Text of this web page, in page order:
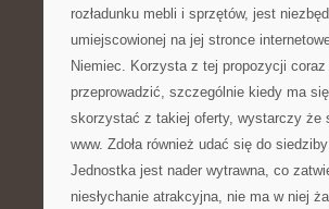
rozładunku mebli i sprzętów, jest
umiejscowionej na jej stronce
Niemiec. Korzysta z tej propozycji
przeprowadzić, szczególnie kiedy ma
skorzystać z takiej oferty, wystarczy że
www. Zdoła również udać się do
Jednostka jest nader wytrawna, co
niesłychanie atrakcyjna, nie ma w niej